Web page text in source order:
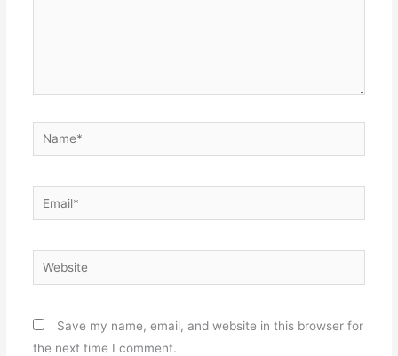
Name*
Email*
Website
Save my name, email, and website in this browser for
the next time I comment.